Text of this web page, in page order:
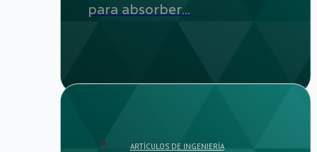
para absorber...
ARTÍCULOS DE INGENIERÍA